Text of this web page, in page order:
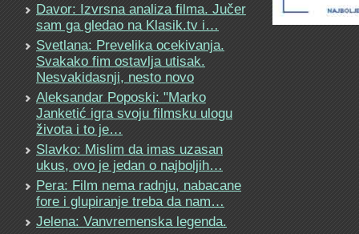
Davor: Izvrsna analiza filma. Jučer
sam ga gledao na Klasik.tv i…
Svetlana: Prevelika ocekivanja.
Svakako fim ostavlja utisak.
Nesvakidasnji, nesto novo
Aleksandar Poposki: "Marko
Janketić igra svoju filmsku ulogu
života i to je…
Slavko: Mislim da imas uzasan
ukus, ovo je jedan o najboljih…
Pera: Film nema radnju, nabacane
fore i glupiranje treba da nam…
Jelena: Vanvremenska legenda.